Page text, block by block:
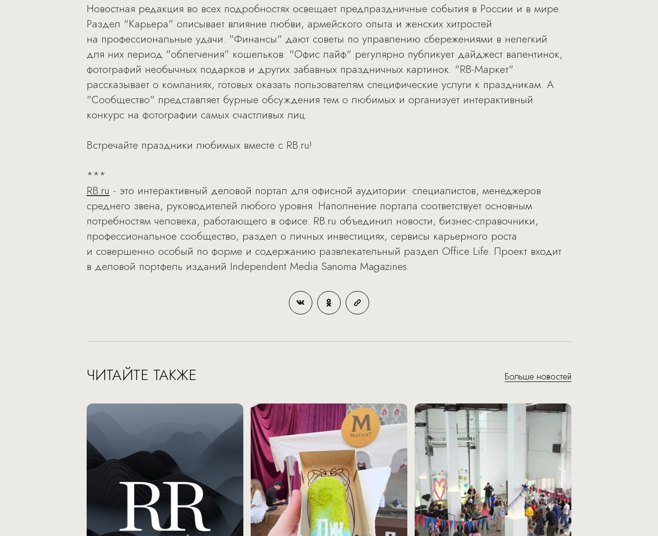
Новостная редакция во всех подробностях освещает предпраздничные события в России и в мире.
Раздел "Карьера" описывает влияние любви, армейского опыта и женских хитростей
на профессиональные удачи. "Финансы" дают советы по управлению сбережениями в нелегкий
для них период "облегчения" кошельков. "Офис лайф" регулярно публикует дайджест валентинок,
фотографий необычных подарков и других забавных праздничных картинок. "RB-Маркет"
рассказывает о компаниях, готовых оказать пользователям специфические услуги к праздникам. А
"Сообщество" представляет бурные обсуждения тем о любимых и организует интерактивный
конкурс на фотографии самых счастливых лиц.
Встречайте праздники любимых вместе с RB.ru!
***
RB.ru - это интерактивный деловой портал для офисной аудитории: специалистов, менеджеров
среднего звена, руководителей любого уровня. Наполнение портала соответствует основным
потребностям человека, работающего в офисе. RB.ru объединил новости, бизнес-справочники,
профессиональное сообщество, раздел о личных инвестициях, сервисы карьерного роста
и совершенно особый по форме и содержанию развлекательный раздел Office Life. Проект входит
в деловой портфель изданий Independent Media Sanoma Magazines.
ЧИТАЙТЕ ТАКЖЕ Больше новостей